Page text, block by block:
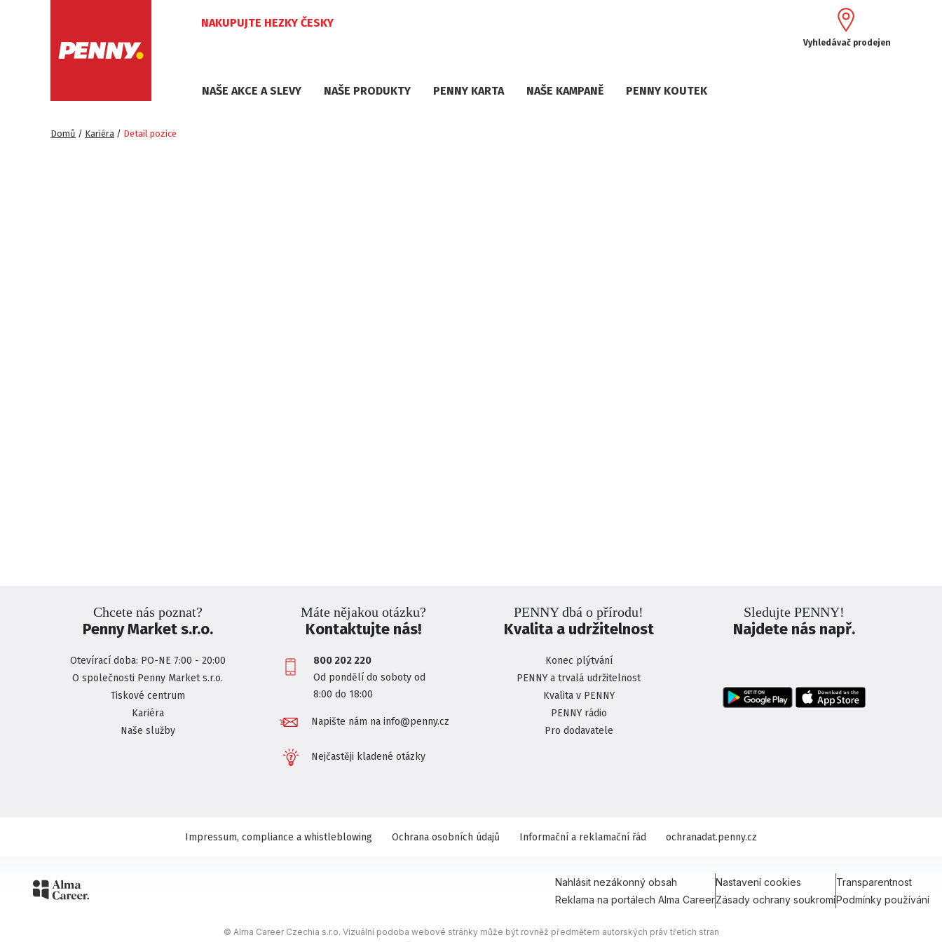
NAKUPUJTE HEZKY ČESKY
Vyhledávač prodejen
NAŠE AKCE A SLEVY NAŠE PRODUKTY PENNY KARTA NAŠE KAMPANĚ PENNY KOUTEK
Domů Kariéra Detail pozice
Chcete nás poznat?
Penny Market s.r.o.
Otevírací doba: PO-NE 7:00 - 20:00
O společnosti Penny Market s.r.o.
Tiskové centrum
Kariéra
Naše služby
Máte nějakou otázku?
Kontaktujte nás!
800 202 220
Od pondělí do soboty od
8:00 do 18:00
Napište nám na info@penny.cz
Nejčastěji kladené otázky
PENNY dbá o přírodu!
Kvalita a udržitelnost
Konec plýtvání
PENNY a trvalá udržitelnost
Kvalita v PENNY
PENNY rádio
Pro dodavatele
Sledujte PENNY!
Najdete nás např.
Impressum, compliance a whistleblowing Ochrana osobních údajů Informační a reklamační řád ochranadat.penny.cz
Nahlásit nezákonný obsah Nastavení cookies
Transparentnost
Reklama na portálech Alma CareerZásady ochrany soukromíPodmínky používání
© Alma Career Czechia s.r.o. Vizuální podoba webové stránky může být rovněž předmětem autorských práv třetích stran